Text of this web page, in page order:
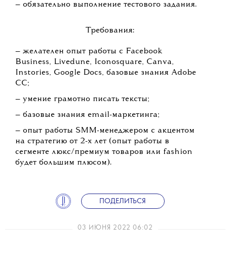
— обязательно выполнение тестового задания.
Требования:
— желателен опыт работы с Facebook
Business, Livedune, Iconosquare, Canva,
Instories, Google Docs, базовые знания Adobe
CC;
— умение грамотно писать тексты;
— базовые знания email-маркетинга;
— опыт работы SMM-менеджером с акцентом
на стратегию от 2-х лет (опыт работы в
сегменте люкс/премиум товаров или fashion
будет большим плюсом).
ПОДЕЛИТЬСЯ
03 ИЮНЯ 2022 06:02